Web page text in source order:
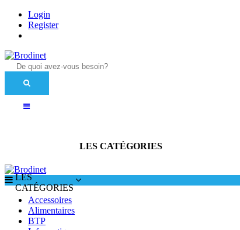
Login
Register
Accessoires
Alimentaires
BTP